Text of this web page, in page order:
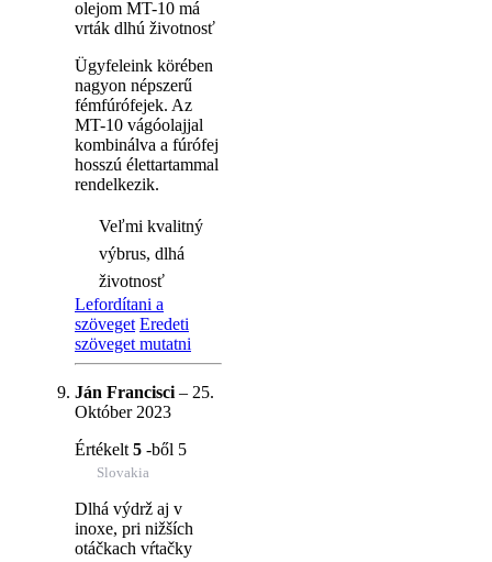
olejom MT-10 má
vrták dlhú životnosť
Ügyfeleink körében
nagyon népszerű
fémfúrófejek. Az
MT-10 vágóolajjal
kombinálva a fúrófej
hosszú élettartammal
rendelkezik.
Veľmi kvalitný
výbrus, dlhá
životnosť
Lefordítani a
szöveget Eredeti
szöveget mutatni
Ján Francisci – 25.
Október 2023
Értékelt 5 -ből 5
Slovakia
Dlhá výdrž aj v
inoxe, pri nižších
otáčkach vŕtačky